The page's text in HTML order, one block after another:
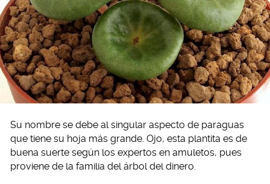
Su nombre se debe al singular aspecto de paraguas
que tiene su hoja más grande. Ojo, esta plantita es de
buena suerte según los expertos en amuletos, pues
proviene de la familia del árbol del dinero.